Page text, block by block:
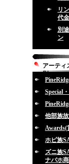
リ
代金
別
ン
アーティ
別
Special
他部族
Awards(
ホピ族
ズニ族
ナバホ商